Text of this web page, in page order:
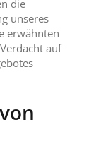
die
unseres
erwähnten
auf